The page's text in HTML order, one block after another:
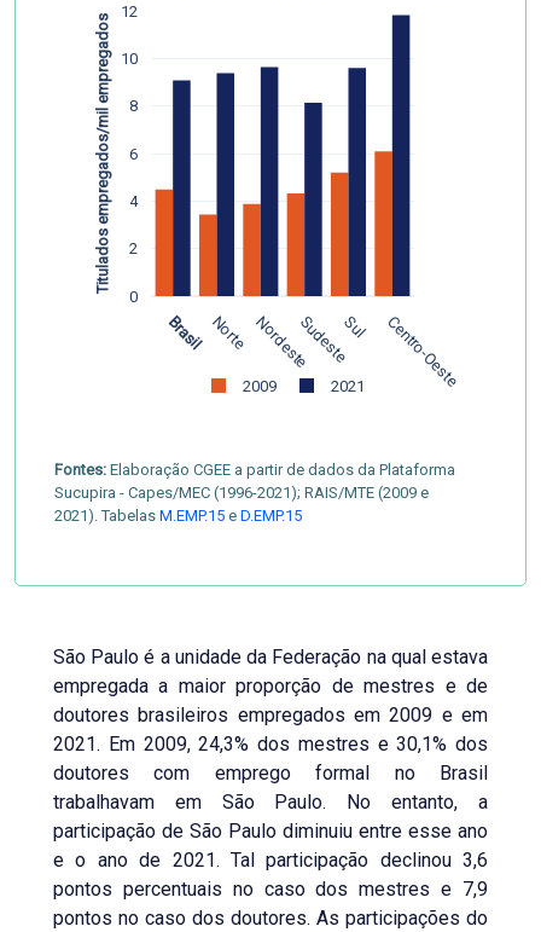
Brasil Norte NordesteSudesteSul Centro-Oeste
0
2
4
6
8
10
12
2009 2021
Titulados empregados/mil empregados
Fontes: Elaboração CGEE a partir de dados da Plataforma
Sucupira - Capes/MEC (1996-2021); RAIS/MTE (2009 e
2021). Tabelas M.EMP.15 e D.EMP.15
São Paulo é a unidade da Federação na qual estava
empregada a maior proporção de mestres e de
doutores brasileiros empregados em 2009 e em
2021. Em 2009, 24,3% dos mestres e 30,1% dos
doutores com emprego formal no Brasil
trabalhavam em São Paulo. No entanto, a
participação de São Paulo diminuiu entre esse ano
e o ano de 2021. Tal participação declinou 3,6
pontos percentuais no caso dos mestres e 7,9
pontos no caso dos doutores. As participações do